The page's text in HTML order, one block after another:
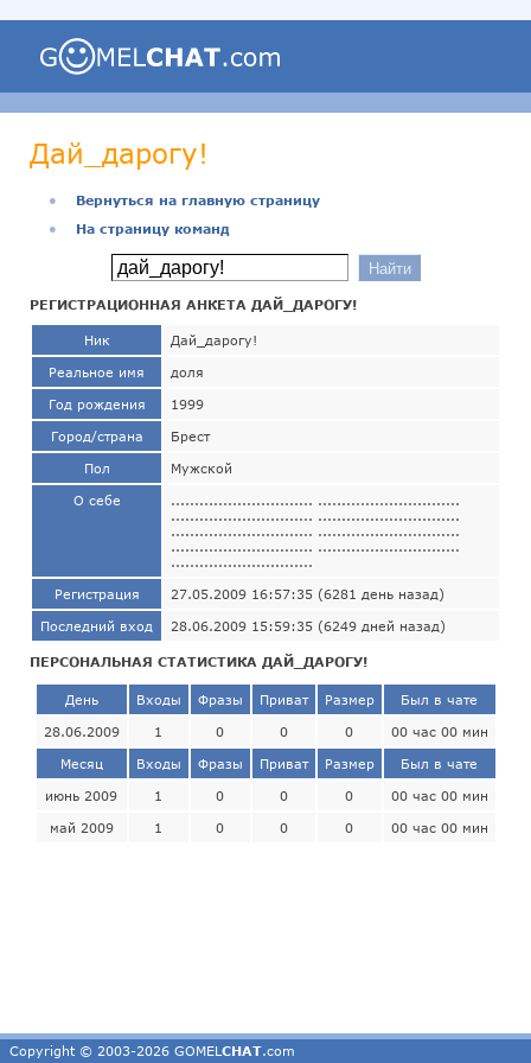
Дай_дарогу!
●
Вернуться на главную страницу
●
На страницу команд
РЕГИСТРАЦИОННАЯ АНКЕТА ДАЙ_ДАРОГУ!
Ник Дай_дарогу!
Реальное имя доля
Год рождения 1999
Город/страна Брест
Пол Мужской
О себе
.............................. ..............................
.............................. ..............................
.............................. ..............................
.............................. ..............................
..............................
Регистрация 27.05.2009 16:57:35 (6281 день назад)
Последний вход 28.06.2009 15:59:35 (6249 дней назад)
ПЕРСОНАЛЬНАЯ СТАТИСТИКА ДАЙ_ДАРОГУ!
День Входы Фразы Приват Размер Был в чате
28.06.2009 1 0 0 0 00 час 00 мин
Месяц Входы Фразы Приват Размер Был в чате
июнь 2009 1 0 0 0 00 час 00 мин
май 2009 1 0 0 0 00 час 00 мин
Copyright © 2003-2026 GOMEL CHAT.com